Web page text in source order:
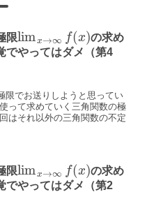
限limx→∞ f(x)の求め
でやってはダメ（第4
限でお送りしようと思ってい
って求めていく三角関数の極
はそれ以外の三角関数の不定
限limx→∞ f(x)の求め
でやってはダメ（第2